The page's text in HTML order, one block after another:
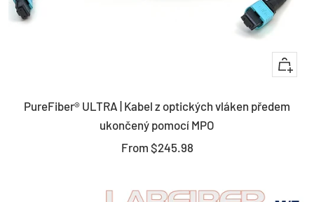
Quick
PureFiber® ULTRA | Kabel z optických vláken předem
ukončený pomocí MPO
Sale
From $245.98